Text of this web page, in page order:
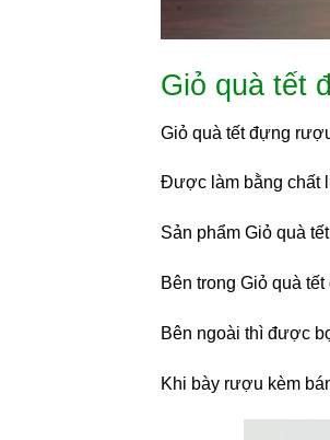
Giỏ quà tết
Giỏ quà tết đựng
Được làm bằng chất
Sản phẩm Giỏ quà
Bên trong Giỏ quà
Bên ngoài thì được
Khi bày rượu kèm